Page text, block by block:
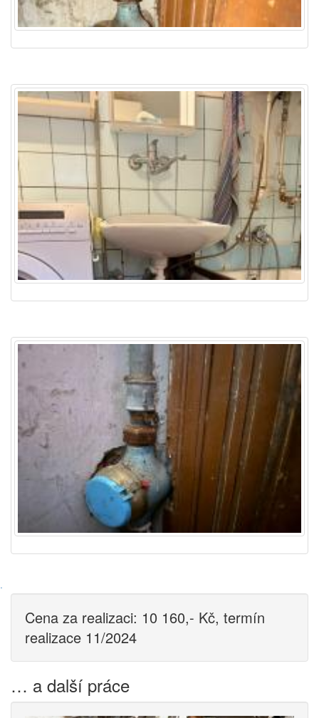
·
Cena za realizaci: 10 160,- Kč, termín
realizace 11/2024
… a další práce